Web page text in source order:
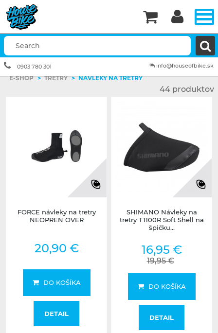
E-SHOP > TRETRY > NÁVLEKY NA TRETRY
44 produktov
FORCE návleky na tretry
NEOPREN OVER
20,90 €
DO KOŠÍKA
DETAIL
SHIMANO Návleky na
tretry T1100R Soft Shell na
špičku...
16,95 €
19,95 €
DO KOŠÍKA
DETAIL


info@houseofbike.sk
0903 780 301